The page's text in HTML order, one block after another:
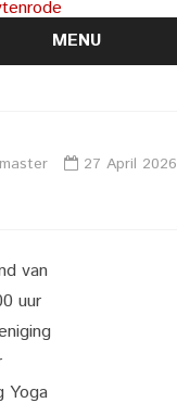
MENU
Skip
27 April 2026
van
uur
Yoga